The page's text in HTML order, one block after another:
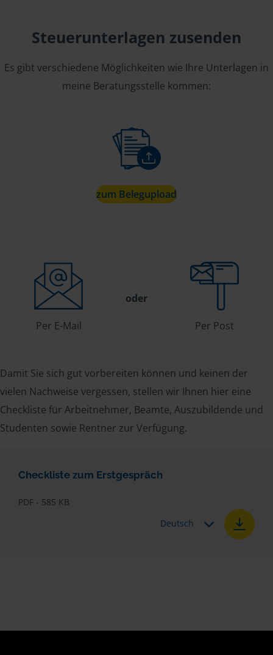
Steuerunterlagen zusenden
Es gibt verschiedene Möglichkeiten wie Ihre Unterlagen in
meine Beratungsstelle kommen:
zum Belegupload
Per E-Mail
oder
Per Post
Damit Sie sich gut vorbereiten können und keinen der
vielen Nachweise vergessen, stellen wir Ihnen hier eine
Checkliste für Arbeitnehmer, Beamte, Auszubildende und
Studenten sowie Rentner zur Verfügung.
Checkliste zum Erstgespräch
PDF - 585 KB
Deutsch